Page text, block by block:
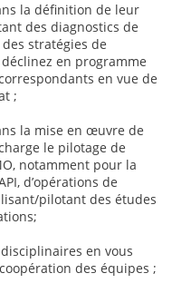
la définition de leur
des diagnostics de
stratégies de
en programme
en vue de
;
la mise en œuvre de
le pilotage de
notamment pour la
d’opérations de
pilotant des études
en vous
des équipes ;